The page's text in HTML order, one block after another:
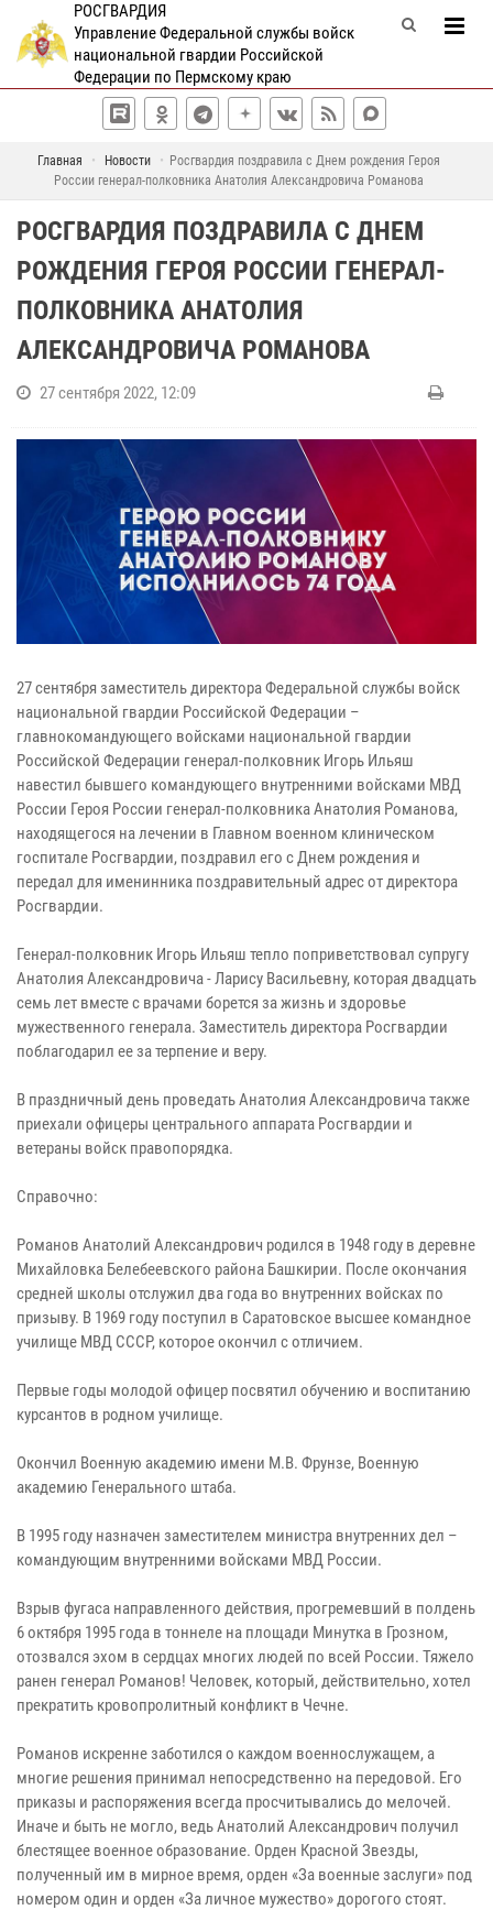
РОСГВАРДИЯ
Управление Федеральной службы войск
национальной гвардии Российской
Федерации по Пермскому краю
Главная Новости
Росгвардия поздравила с Днем рождения Героя
России генерал-полковника Анатолия Александровича Романова
РОСГВАРДИЯ ПОЗДРАВИЛА С ДНЕМ
РОЖДЕНИЯ ГЕРОЯ РОССИИ ГЕНЕРАЛ-
ПОЛКОВНИКА АНАТОЛИЯ
АЛЕКСАНДРОВИЧА РОМАНОВА
27 сентября 2022, 12:09
27 сентября заместитель директора Федеральной службы войск
национальной гвардии Российской Федерации –
главнокомандующего войсками национальной гвардии
Российской Федерации генерал-полковник Игорь Ильяш
навестил бывшего командующего внутренними войсками МВД
России Героя России генерал-полковника Анатолия Романова,
находящегося на лечении в Главном военном клиническом
госпитале Росгвардии, поздравил его с Днем рождения и
передал для именинника поздравительный адрес от директора
Росгвардии.
Генерал-полковник Игорь Ильяш тепло поприветствовал супругу
Анатолия Александровича - Ларису Васильевну, которая двадцать
семь лет вместе с врачами борется за жизнь и здоровье
мужественного генерала. Заместитель директора Росгвардии
поблагодарил ее за терпение и веру.
В праздничный день проведать Анатолия Александровича также
приехали офицеры центрального аппарата Росгвардии и
ветераны войск правопорядка.
Справочно:
Романов Анатолий Александрович родился в 1948 году в деревне
Михайловка Белебеевского района Башкирии. После окончания
средней школы отслужил два года во внутренних войсках по
призыву. В 1969 году поступил в Саратовское высшее командное
училище МВД СССР, которое окончил с отличием.
Первые годы молодой офицер посвятил обучению и воспитанию
курсантов в родном училище.
Окончил Военную академию имени М.В. Фрунзе, Военную
академию Генерального штаба.
В 1995 году назначен заместителем министра внутренних дел –
командующим внутренними войсками МВД России.
Взрыв фугаса направленного действия, прогремевший в полдень
6 октября 1995 года в тоннеле на площади Минутка в Грозном,
отозвался эхом в сердцах многих людей по всей России. Тяжело
ранен генерал Романов! Человек, который, действительно, хотел
прекратить кровопролитный конфликт в Чечне.
Романов искренне заботился о каждом военнослужащем, а
многие решения принимал непосредственно на передовой. Его
приказы и распоряжения всегда просчитывались до мелочей.
Иначе и быть не могло, ведь Анатолий Александрович получил
блестящее военное образование. Орден Красной Звезды,
полученный им в мирное время, орден «За военные заслуги» под
номером один и орден «За личное мужество» дорогого стоят.